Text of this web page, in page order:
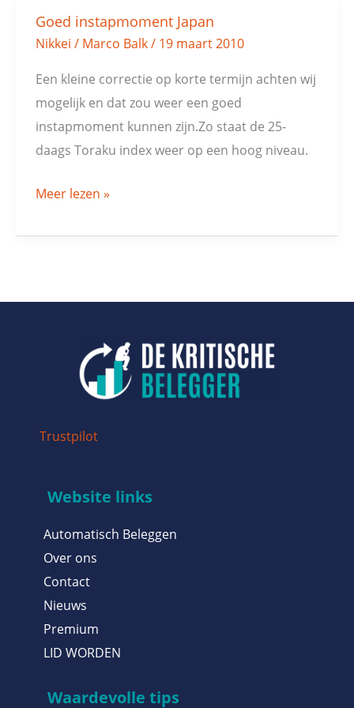
Goed instapmoment Japan
Nikkei / Marco Balk/ 19 maart 2010
Een kleine correctie op korte termijn achten wij
mogelijk en dat zou weer een goed
instapmoment kunnen zijn.Zo staat de 25-
daags Toraku index weer op een hoog niveau.
Goed
instapmoment
Japan
Meer lezen »
Trustpilot
Website links
Automatisch Beleggen
Over ons
Contact
Nieuws
Premium
LID WORDEN
Waardevolle tips